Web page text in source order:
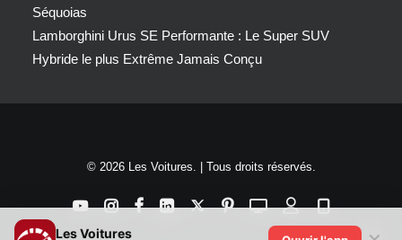
Séquoias
Lamborghini Urus SE Performante : Le Super SUV
Hybride le plus Extrême Jamais Conçu
© 2026 Les Voitures. | Tous droits réservés.
Les Voitures